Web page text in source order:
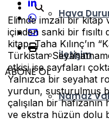
Hava
İletişim
Namaz
ABONE OL
Elimde imzalı bir kitap
içinden sanki bir
kitap, Taha Kılınç’ın
Türkistan
etkisi ise sayfaları
Yalnızca bir seyahat
yurdun, susturulmuş
çalışılan bir
ve ekstra hüzün dolu